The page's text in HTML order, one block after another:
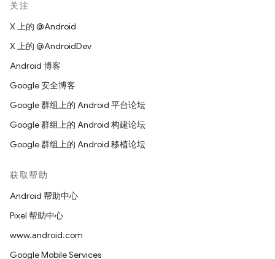
关注
X 上的 @Android
X 上的 @AndroidDev
Android 博客
Google 安全博客
Google 群组上的 Android 平台论坛
Google 群组上的 Android 构建论坛
Google 群组上的 Android 移植论坛
获取帮助
Android 帮助中心
Pixel 帮助中心
www.android.com
Google Mobile Services